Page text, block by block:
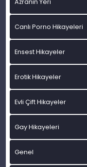
Azranın Yeri
Canlı Porno Hikayeleri
Ensest Hikayeler
Erotik Hikayeler
Evli Çift Hikayeler
Gay Hikayeleri
Genel